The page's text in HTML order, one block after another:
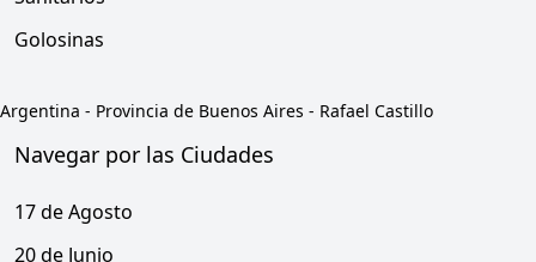
Golosinas
Argentina - Provincia de Buenos Aires - Rafael Castillo
Navegar por las Ciudades
17 de Agosto
20 de Junio